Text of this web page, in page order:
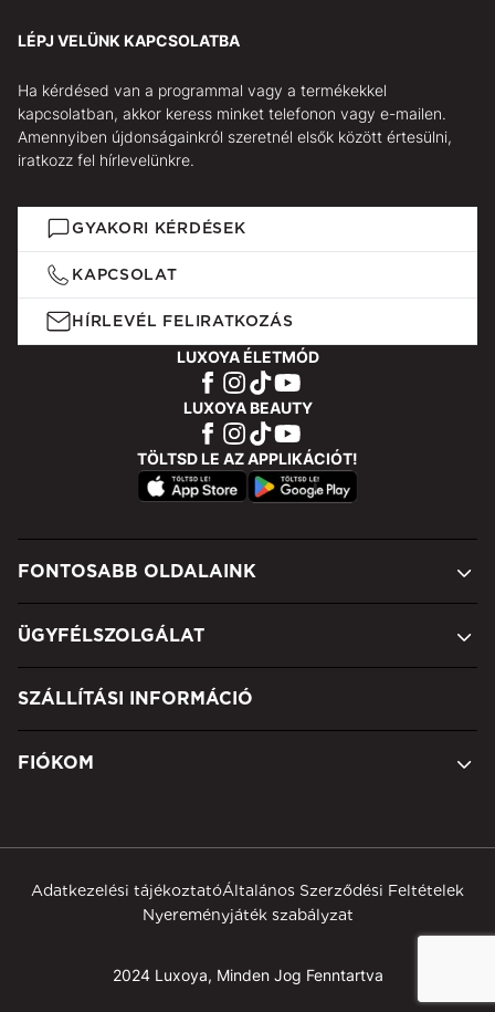
LÉPJ VELÜNK KAPCSOLATBA
Ha kérdésed van a programmal vagy a termékekkel
kapcsolatban, akkor keress minket telefonon vagy e-mailen.
Amennyiben újdonságainkról szeretnél elsők között értesülni,
iratkozz fel hírlevelünkre.
GYAKORI KÉRDÉSEK
KAPCSOLAT
HÍRLEVÉL FELIRATKOZÁS
LUXOYA ÉLETMÓD
LUXOYA BEAUTY
TÖLTSD LE AZ APPLIKÁCIÓT!
FONTOSABB OLDALAINK
ÜGYFÉLSZOLGÁLAT
SZÁLLÍTÁSI INFORMÁCIÓ
FIÓKOM
2024 Luxoya, Minden Jog Fenntartva
Adatkezelési tájékoztatóÁltalános Szerződési Feltételek
Nyereményjáték szabályzat